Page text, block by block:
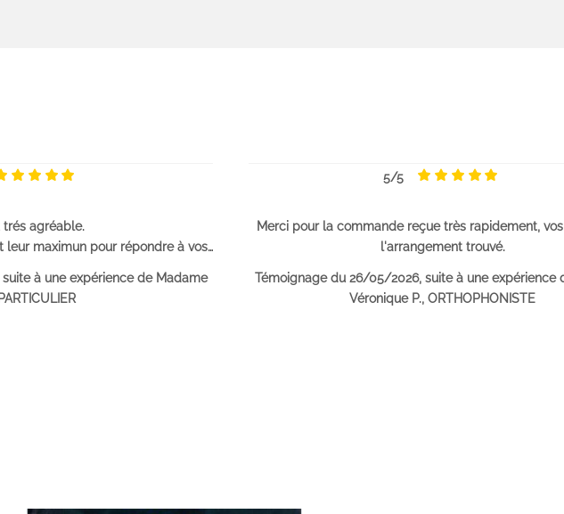
agréable.
leur maximun pour répondre à vos
à une expérience de Madame
5/5
Merci pour la commande reçue très rapidement,
l'arrangement trouvé.
Témoignage du 26/05/2026, suite à une expérience
Véronique P., ORTHOPHONISTE